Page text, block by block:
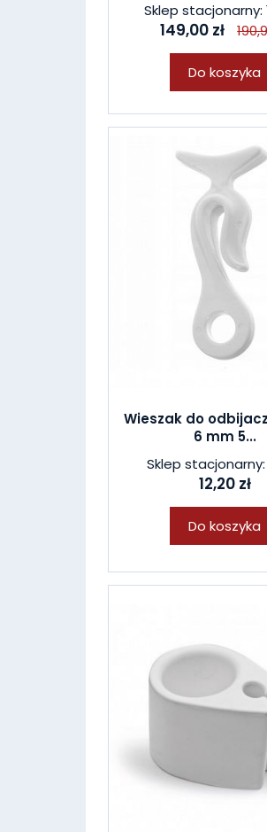
Sklep stacjonarny:
149,00 zł
Do koszyka
Wieszak do
6 mm 5...
Sklep
12,20 zł
Do koszyka